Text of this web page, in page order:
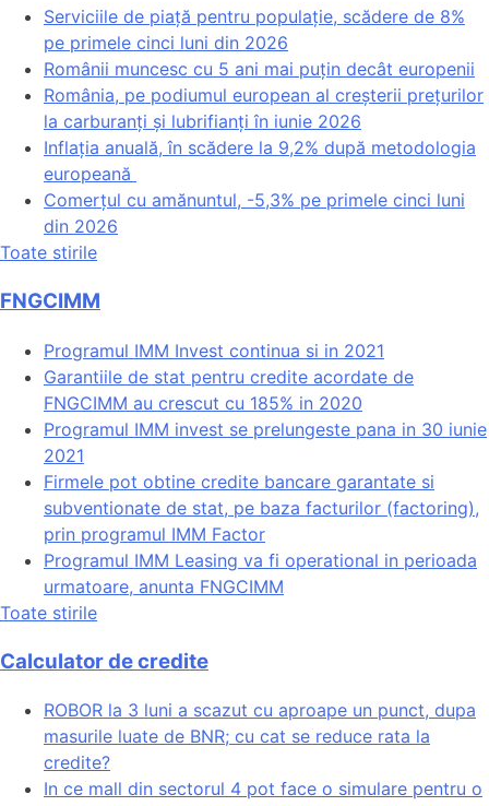
Serviciile de piață pentru populație, scădere de 8%
pe primele cinci luni din 2026
Românii muncesc cu 5 ani mai puțin decât europenii
România, pe podiumul european al creșterii prețurilor
la carburanți și lubrifianți în iunie 2026
Inflația anuală, în scădere la 9,2% după metodologia
europeană
Comerțul cu amănuntul, -5,3% pe primele cinci luni
din 2026
Toate stirile
FNGCIMM
Programul IMM Invest continua si in 2021
Garantiile de stat pentru credite acordate de
FNGCIMM au crescut cu 185% in 2020
Programul IMM invest se prelungeste pana in 30 iunie
2021
Firmele pot obtine credite bancare garantate si
subventionate de stat, pe baza facturilor (factoring),
prin programul IMM Factor
Programul IMM Leasing va fi operational in perioada
urmatoare, anunta FNGCIMM
Toate stirile
Calculator de credite
ROBOR la 3 luni a scazut cu aproape un punct, dupa
masurile luate de BNR; cu cat se reduce rata la
credite?
In ce mall din sectorul 4 pot face o simulare pentru o